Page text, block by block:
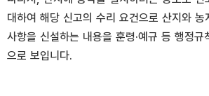
대하여 해당 신고의 수리 요건으로 산지와
사항을 신설하는 내용을 훈령·예규 등 행정
으로 보입니다.